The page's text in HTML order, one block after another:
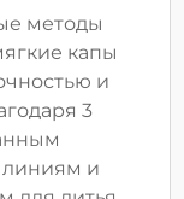
методы
капы
и
3
и